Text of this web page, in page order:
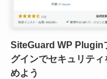
SiteGuard WP Plugin
グインでセキュリティ
めよう